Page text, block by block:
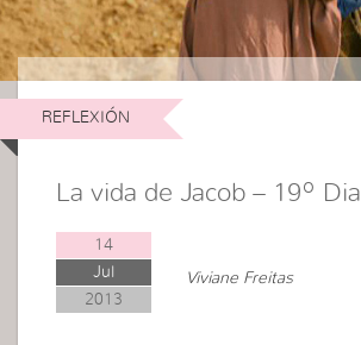
REFLEXIÓN
La vida de Jacob – 19º Dia
14
Jul
2013
Viviane Freitas